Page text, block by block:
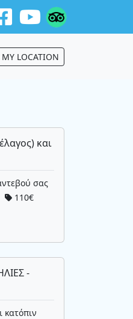
LOCATION
και
σας
110€
-
κατόπιν